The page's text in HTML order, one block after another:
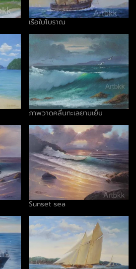
เรือใบโบราณ
ภาพวาดคลื่นทะเลยามเย็น
Sunset sea